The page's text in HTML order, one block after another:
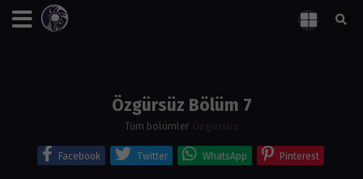
Özgürsüz Bölüm 7
Tüm bölümler Özgürsüz
Facebook Twitter WhatsApp Pinterest